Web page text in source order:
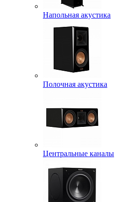
Напольная акустика
Полочная акустика
Центральные каналы